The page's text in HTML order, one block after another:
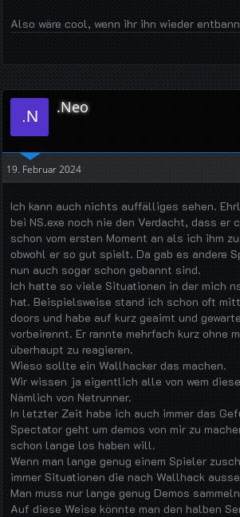
Also wäre cool, wenn ihr ihn wieder
.Neo
19. Februar 2024
Ich kann auch nichts auffälliges sehen.
bei NS.exe noch nie den Verdacht, dass er
schon vom ersten Moment an als ich ihm
obwohl er so gut spielt. Da gab es andere
nun auch sogar schon gebannt sind.
Ich hatte so viele Situationen in der mich
hat. Beispielsweise stand ich schon oft
doors und habe auf kurz geaimt und
vorbeirennt. Er rannte mehrfach kurz ohne
überhaupt zu reagieren.
Wieso sollte ein Wallhacker das machen.
Wir wissen ja eigentlich alle von wem diese
Nämlich von Netrunner.
In letzter Zeit habe ich auch immer das
Spectator geht um demos von mir zu
schon lange los haben will.
Wenn man lange genug einem Spieler
immer Situationen die nach Wallhack
Man muss nur lange genug Demos
Auf diese Weise könnte man den halben